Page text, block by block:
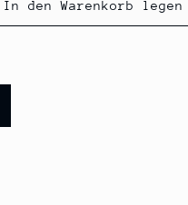
In den Warenkorb legen